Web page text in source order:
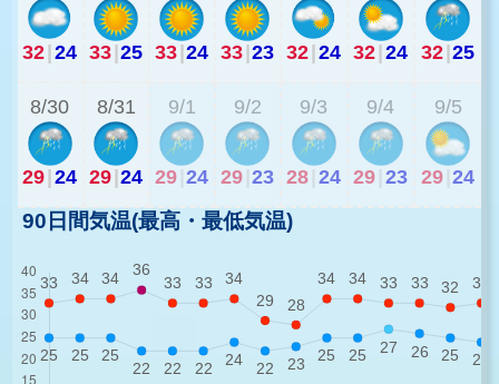
32 24 33 25 33 24 33 23 32 24 32 24 32 25
8/30
29 24
8/31
29 24
9/1
29 24
9/2
29 23
9/3
28 24
9/4
29 23
9/5
29 24
90日間気温(最高・最低気温)